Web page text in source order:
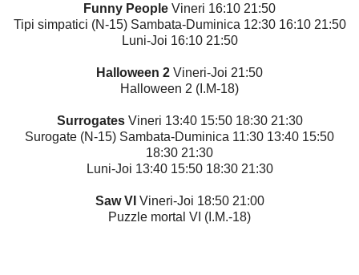
Funny People Vineri 16:10 21:50
Tipi simpatici (N-15) Sambata-Duminica 12:30 16:10 21:50
Luni-Joi 16:10 21:50
Halloween 2 Vineri-Joi 21:50
Halloween 2 (I.M-18)
SurrogatesVineri 13:40 15:50 18:30 21:30
Surogate (N-15) Sambata-Duminica 11:30 13:40 15:50
18:30 21:30
Luni-Joi 13:40 15:50 18:30 21:30
Saw VI Vineri-Joi 18:50 21:00
Puzzle mortal VI (I.M.-18)